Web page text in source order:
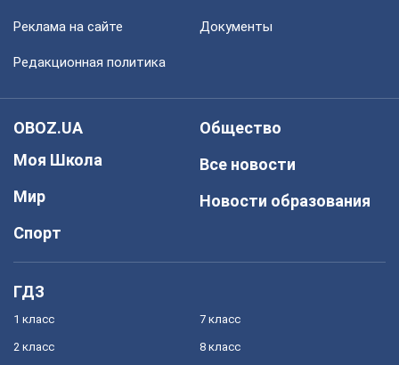
Реклама на сайте Документы
Редакционная политика
OBOZ.UA
Моя Школа
Мир
Спорт
Общество
Все новости
Новости образования
ГДЗ
1 класс
2 класс
7 класс
8 класс